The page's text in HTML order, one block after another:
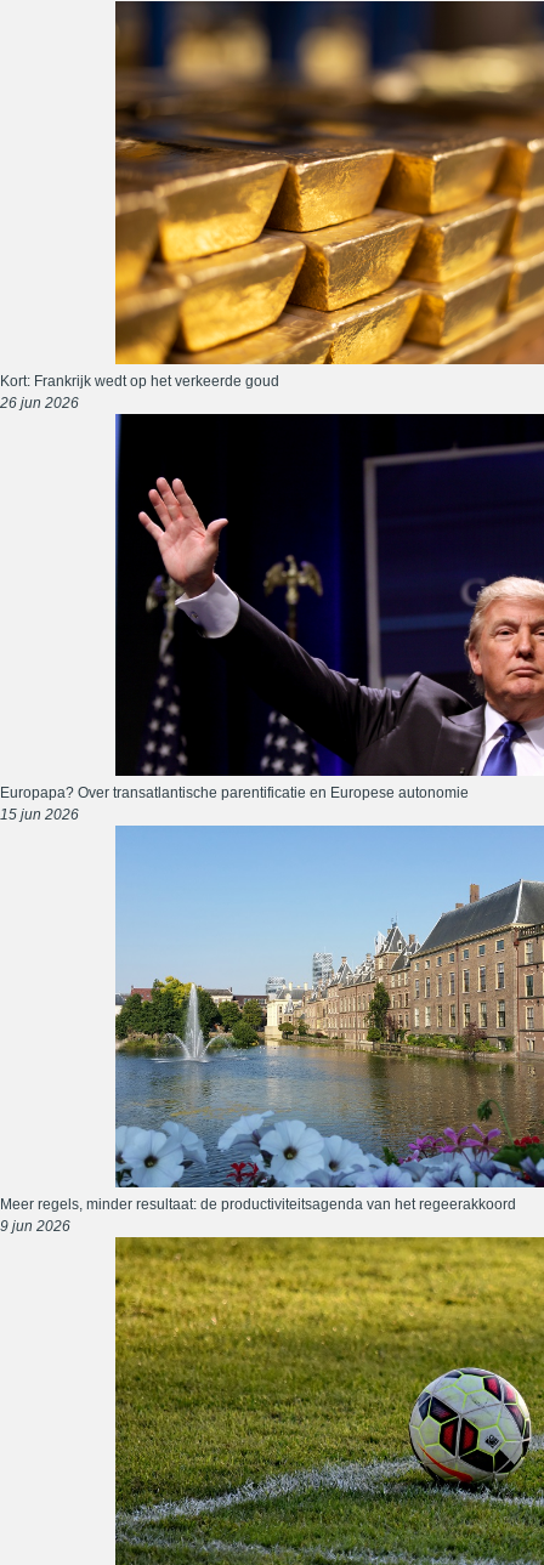
Kort: Frankrijk wedt op het verkeerde goud
26 jun 2026
Europapa? Over transatlantische parentificatie en Europese autonomie
15 jun 2026
Meer regels, minder resultaat: de productiviteitsagenda van het regeerakkoord
9 jun 2026